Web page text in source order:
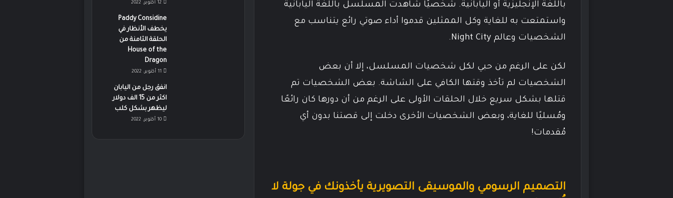
باللغة الإنجليزية أو اليابانية. شخصيًا شاهدت المسلسل باللغة اليابانية
واستمتعت به للغاية وكل الممثلين قدموا أداء صوتي رائع يتناسب مع
الشخصيات وعالم Night City.
لكن على الرغم من حبي لكل شخصيات المسلسل، إلا أن بعض
الشخصيات لم تأخذ وقتها الكافي على الشاشة. بعض الشخصيات تم
قتلها بشكل سريع خلال الحلقات الأولى على الرغم من أن دورها كان رائعًا
ومُسليًا للغاية، وبعض الشخصيات الأخرى دخلت إلى قصتنا بدون أي
مُقدمات!
التصميم الرسومي والموسيقى التصويرية يأخذونك في جولة لا
12 أكتوبر، 2022
Paddy Considine
يخطف الأنظار في
الحلقة الثامنة من
House of the
Dragon
11 أكتوبر، 2022
انفق رجل من اليابان
اكثر من 15 الف دولار
ليظهر بشكل كلب
10 أكتوبر، 2022